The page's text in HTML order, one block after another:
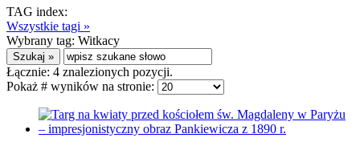
TAG index:
Wszystkie tagi »
Wybrany tag: Witkacy
Łącznie: 4 znalezionych pozycji.
Pokaż # wyników na stronie: